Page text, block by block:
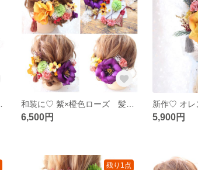
和装に♡ 紫×橙色ローズ 髪飾り
6,500円 5,900円
残り1点